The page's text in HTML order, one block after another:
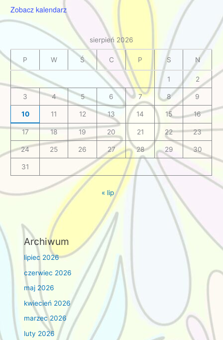
Zobacz kalendarz
sierpień 2026
P W Ś C P S N
1 2
3 4 5 6 7 8 9
10 11 12 13 14 15 16
17 18 19 20 21 22 23
24 25 26 27 28 29 30
31
« lip
Archiwum
lipiec 2026
czerwiec 2026
maj 2026
kwiecień 2026
marzec 2026
luty 2026